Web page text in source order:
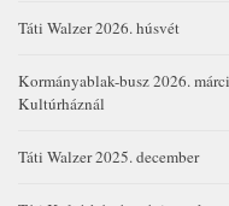
Táti Walzer 2026. húsvét
Kormányablak-busz 2026.
Kultúrháznál
Táti Walzer 2025. december